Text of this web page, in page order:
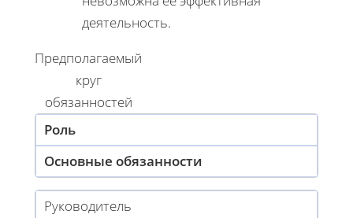
деятельность.
Предполагаемый
круг
обязанностей
Роль
Основные обязанности
Руководитель